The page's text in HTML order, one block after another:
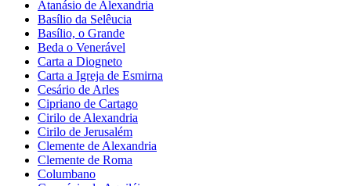
Atanásio de Alexandria
Basílio da Selêucia
Basílio, o Grande
Beda o Venerável
Carta a Diogneto
Carta a Igreja de Esmirna
Cesário de Arles
Cipriano de Cartago
Cirilo de Alexandria
Cirilo de Jerusalém
Clemente de Alexandria
Clemente de Roma
Columbano